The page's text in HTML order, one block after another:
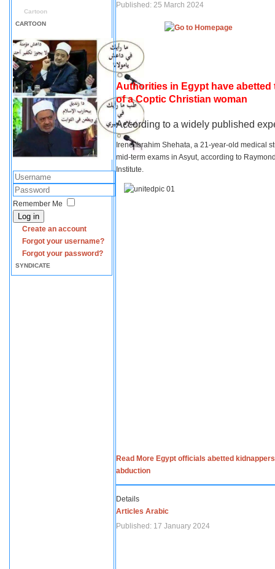
Cartoon
CARTOON
Remember Me
Log in
Create an account
Forgot your username?
Forgot your password?
SYNDICATE
Published: 25 March 2024
Authorities in Egypt have
of a Coptic Christian woman
According to a widely published
Irene Ibrahim Shehata, a 21-year-old medical
mid-term exams in Asyut, according to
Institute.
Read More Egypt officials abetted
abduction
Details
Articles Arabic
Published: 17 January 2024